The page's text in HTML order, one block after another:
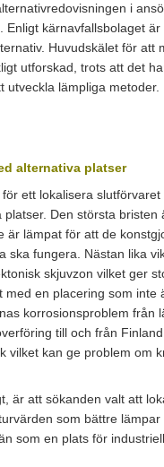
i
Enligt kärnavfallsbolaget
Huvudskälet för att
utforskad, trots att det
utveckla lämpliga metoder.
alternativa platser
ett lokalisera
Den största bristen
är lämpat för att de
ska fungera. Nästan lika
skjuvzon vilket ger
en placering som inte
korrosionsproblem från
till och från
vilket kan ge problem om
är att sökanden valt att
som bättre
som en plats för